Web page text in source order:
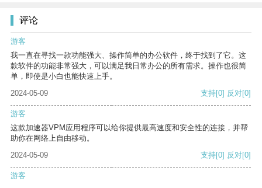
评论
游客
我一直在寻找一款功能强大、操作简单的办公软件，终于找到了它。这
款软件的功能非常强大，可以满足我日常办公的所有需求。操作也很简
单，即使是小白也能快速上手。
2024-05-09
支持[0] 反对[0]
游客
这款加速器VPM应用程序可以给你提供最高速度和安全性的连接，并帮
助你在网络上自由移动。
2024-05-09
支持[0] 反对[0]
游客